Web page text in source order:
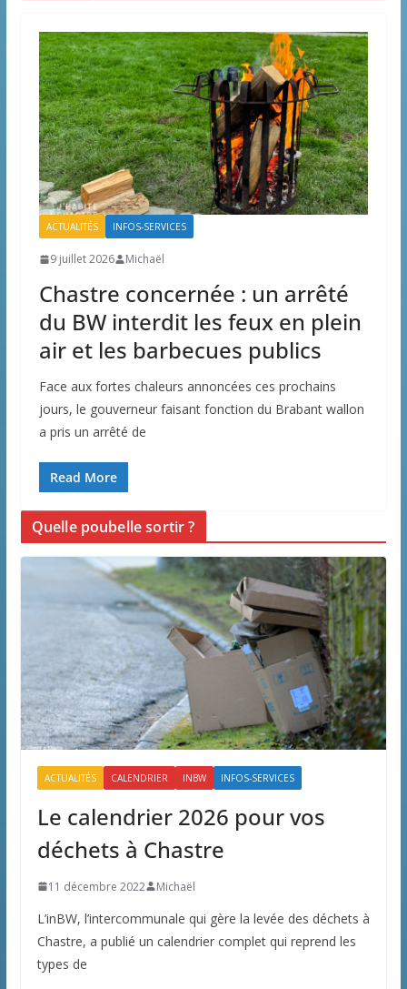
ACTUALITÉS INFOS-SERVICES
9 juillet 2026 Michaël
Chastre concernée : un arrêté
du BW interdit les feux en plein
air et les barbecues publics
Face aux fortes chaleurs annoncées ces prochains
jours, le gouverneur faisant fonction du Brabant wallon
a pris un arrêté de
Read More
Quelle poubelle sortir ?
ACTUALITÉS CALENDRIER INBW INFOS-SERVICES
Le calendrier 2026 pour vos
déchets à Chastre
11 décembre 2022 Michaël
L’inBW, l’intercommunale qui gère la levée des déchets à
Chastre, a publié un calendrier complet qui reprend les
types de